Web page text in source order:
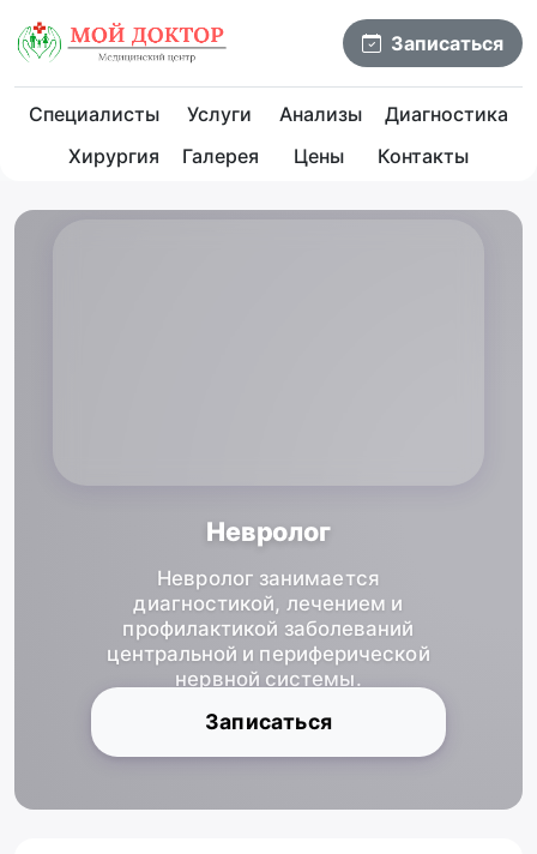
Записаться
Специалисты Услуги Анализы
Диагностика
Хирургия
Галерея Цены Контакты
Невролог
Невролог занимается
диагностикой, лечением и
профилактикой заболеваний
центральной и периферической
нервной системы.
Записаться